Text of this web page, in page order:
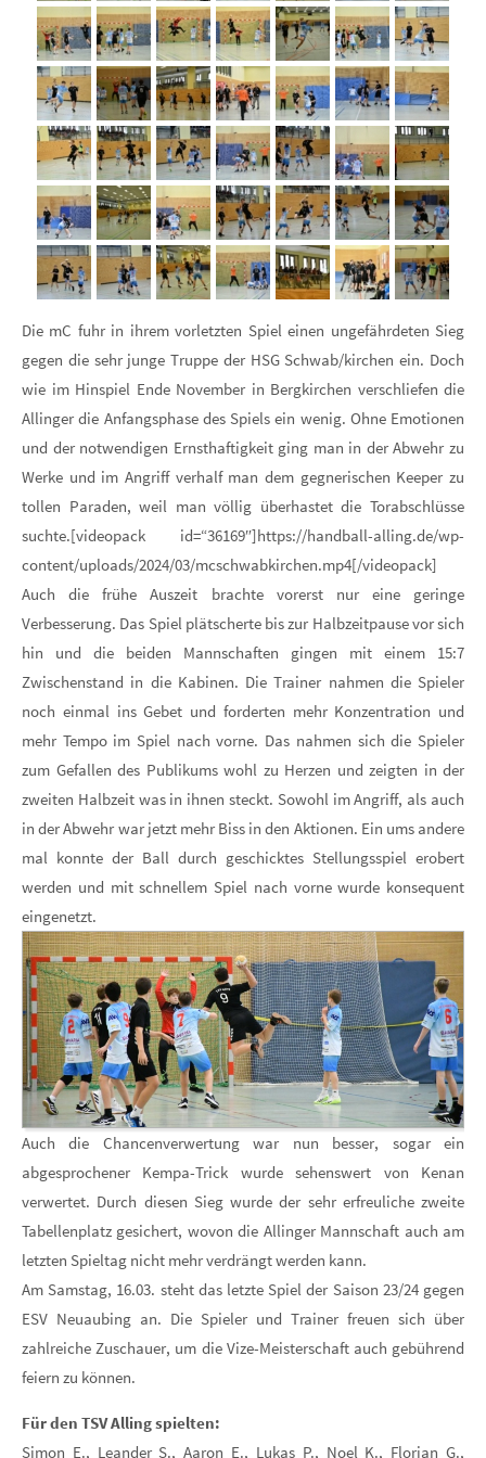
mCSchwabkirchen49
mCSchwabkirchen48
mCSchwabkirchen47
mCSchwabkirchen46
mCSchwabkirchen45
mCSchwabkirchen44
mCSchwabkirchen42
mCSchwabkirchen41
mCSchwabkirchen40
mCSchwabkirchen39
mCSchwabkirchen38
mCSchwabkirchen37
mCSchwabkirchen35
mCSchwabkirchen34
mCSchwabkirchen33
mCSchwabkirchen32
mCSchwabkirchen31
mCSchwabkirchen30
mCSchwabkirchen28
mCSchwabkirchen27
mCSchwabkirchen26
mCSchwabkirchen25
mCSchwabkirchen24
mCSchwabkirchen23
mCSchwabkirchen21
mCSchwabkirchen20
mCSchwabkirchen19
mCSchwabkirchen18
mCSchwabkirchen17
mCSchwabkirchen16
mCSchwabkirchen07
mCSchwabkirchen06
mCSchwabkirchen05
mCSchwabkirchen04
mCSchwabkirchen03
mCSchwabkirchen02
Die mC fuhr in ihrem vorletzten Spiel einen ungefährdeten Sieg
gegen die sehr junge Truppe der HSG Schwab/kirchen ein. Doch
wie im Hinspiel Ende November in Bergkirchen verschliefen die
Allinger die Anfangsphase des Spiels ein wenig. Ohne Emotionen
und der notwendigen Ernsthaftigkeit ging man in der Abwehr zu
Werke und im Angriff verhalf man dem gegnerischen Keeper zu
tollen Paraden, weil man völlig überhastet die Torabschlüsse
suchte.[videopack id=“36169″]https://handball-alling.de/wp-
content/uploads/2024/03/mcschwabkirchen.mp4[/videopack]
Auch die frühe Auszeit brachte vorerst nur eine geringe
Verbesserung. Das Spiel plätscherte bis zur Halbzeitpause vor sich
hin und die beiden Mannschaften gingen mit einem 15:7
Zwischenstand in die Kabinen. Die Trainer nahmen die Spieler
noch einmal ins Gebet und forderten mehr Konzentration und
mehr Tempo im Spiel nach vorne. Das nahmen sich die Spieler
zum Gefallen des Publikums wohl zu Herzen und zeigten in der
zweiten Halbzeit was in ihnen steckt. Sowohl im Angriff, als auch
in der Abwehr war jetzt mehr Biss in den Aktionen. Ein ums andere
mal konnte der Ball durch geschicktes Stellungsspiel erobert
werden und mit schnellem Spiel nach vorne wurde konsequent
eingenetzt.
Auch die Chancenverwertung war nun besser, sogar ein
abgesprochener Kempa-Trick wurde sehenswert von Kenan
verwertet. Durch diesen Sieg wurde der sehr erfreuliche zweite
Tabellenplatz gesichert, wovon die Allinger Mannschaft auch am
letzten Spieltag nicht mehr verdrängt werden kann.
Am Samstag, 16.03. steht das letzte Spiel der Saison 23/24 gegen
ESV Neuaubing an. Die Spieler und Trainer freuen sich über
zahlreiche Zuschauer, um die Vize-Meisterschaft auch gebührend
feiern zu können.
Für den TSV Alling spielten:
Simon E., Leander S., Aaron E., Lukas P., Noel K., Florian G.,